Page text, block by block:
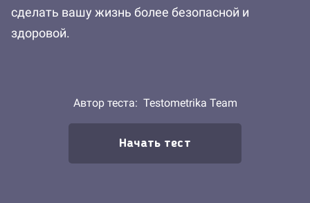
сделать вашу жизнь более безопасной и
здоровой.
Автор теста: Testometrika Team
Начать тест